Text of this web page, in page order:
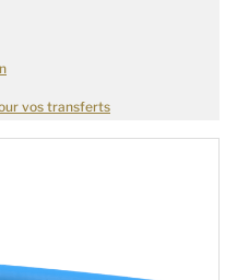
vos transferts